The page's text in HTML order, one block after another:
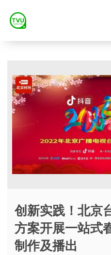
创新实践！北京
方案开展一站式
制作及播出